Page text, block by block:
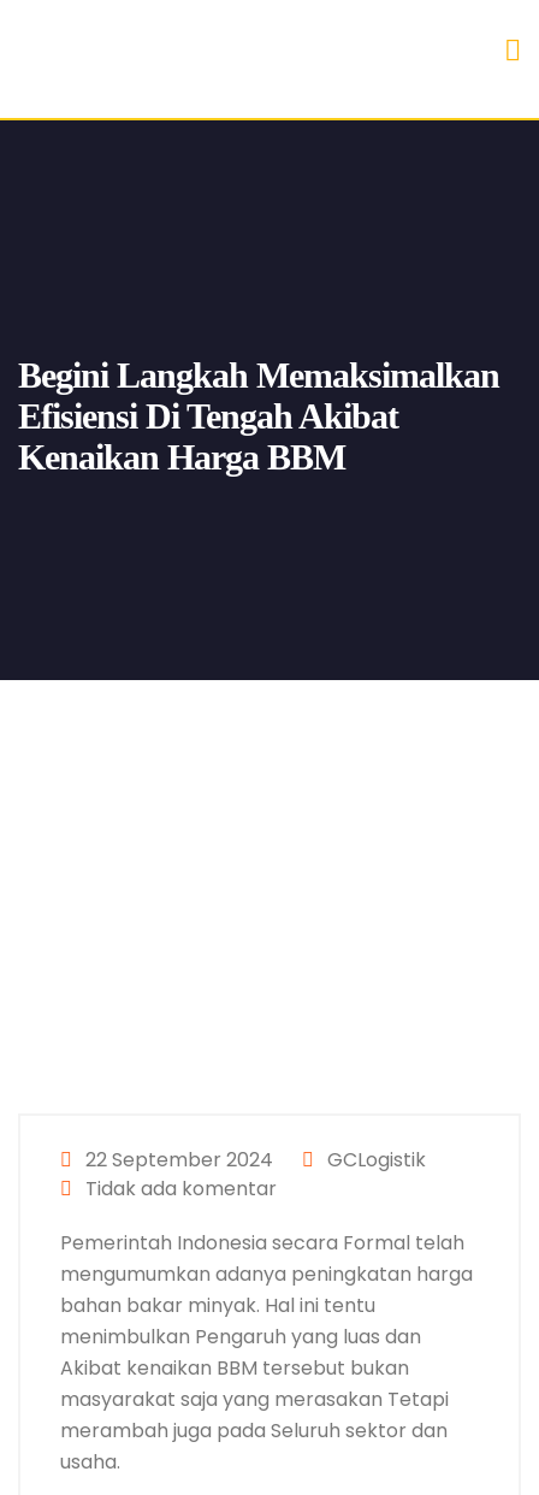
Begini Langkah Memaksimalkan
Efisiensi Di Tengah Akibat
Kenaikan Harga BBM
22 September 2024
GCLogistik
Tidak ada komentar
Pemerintah Indonesia secara Formal telah
mengumumkan adanya peningkatan harga
bahan bakar minyak. Hal ini tentu
menimbulkan Pengaruh yang luas dan
Akibat kenaikan BBM tersebut bukan
masyarakat saja yang merasakan Tetapi
merambah juga pada Seluruh sektor dan
usaha.